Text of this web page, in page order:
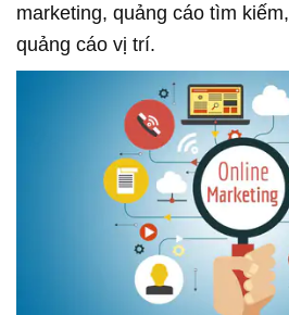
marketing, quảng cáo tìm
quảng cáo vị trí.